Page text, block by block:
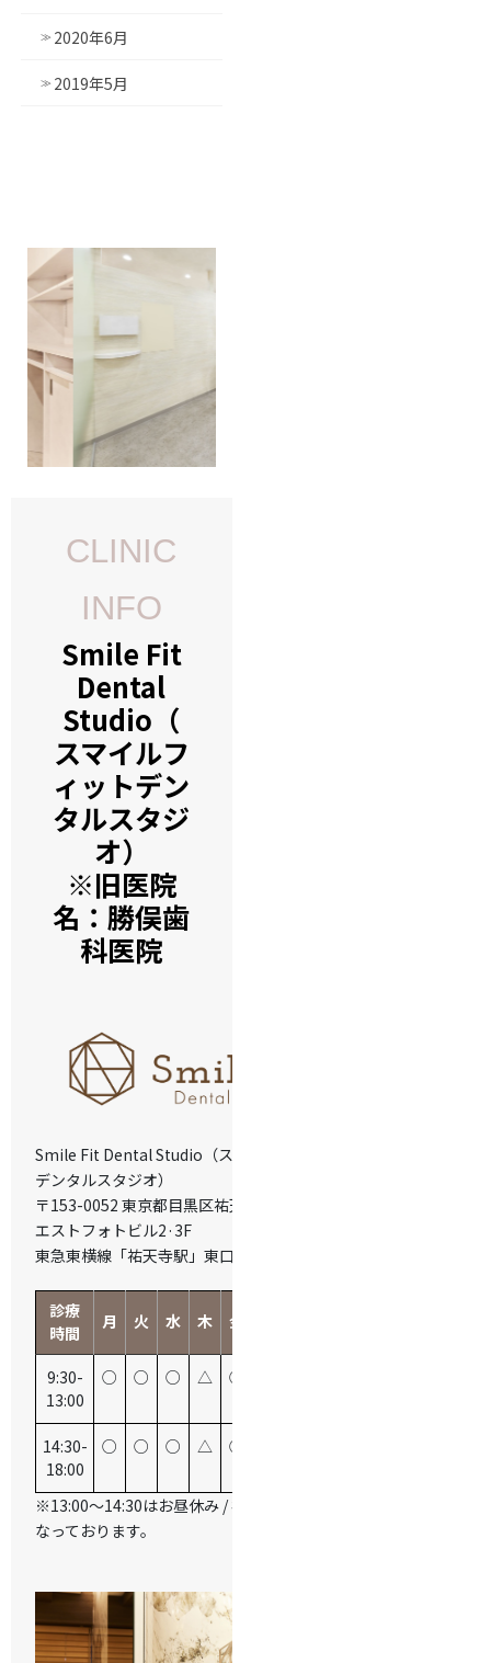
2020年6月
2019年5月
CLINIC
INFO
Smile Fit
Dental
Studio（
スマイルフ
ィットデン
タルスタジ
オ）
※旧医院
名：勝俣歯
科医院
Smile Fit Dental Studio（スマイルフィット
デンタルスタジオ）
〒153-0052 東京都目黒区祐天寺2-14-8 ウ
エストフォトビル2·3F
東急東横線「祐天寺駅」東口より徒歩2分
診療
時間
月 火 水 木 金
9:30-
13:00
○ ○ ○ △ ○
14:30-
18:00
○ ○ ○ △ ○
※13:00～14:30はお昼休み / 祝日は休診日と
なっております。